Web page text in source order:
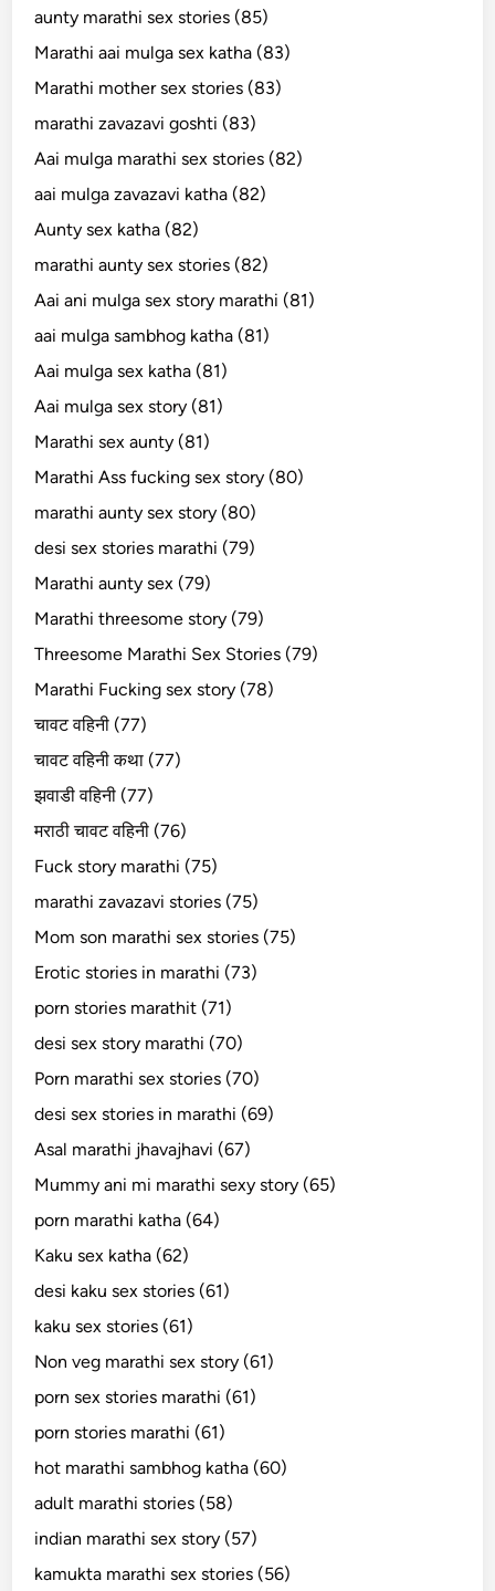
aunty marathi sex stories (85)
Marathi aai mulga sex katha (83)
Marathi mother sex stories (83)
marathi zavazavi goshti (83)
Aai mulga marathi sex stories (82)
aai mulga zavazavi katha (82)
Aunty sex katha (82)
marathi aunty sex stories (82)
Aai ani mulga sex story marathi (81)
aai mulga sambhog katha (81)
Aai mulga sex katha (81)
Aai mulga sex story (81)
Marathi sex aunty (81)
Marathi Ass fucking sex story (80)
marathi aunty sex story (80)
desi sex stories marathi (79)
Marathi aunty sex (79)
Marathi threesome story (79)
Threesome Marathi Sex Stories (79)
Marathi Fucking sex story (78)
चावट वहिनी (77)
चावट वहिनी कथा (77)
झवाडी वहिनी (77)
मराठी चावट वहिनी (76)
Fuck story marathi (75)
marathi zavazavi stories (75)
Mom son marathi sex stories (75)
Erotic stories in marathi (73)
porn stories marathit (71)
desi sex story marathi (70)
Porn marathi sex stories (70)
desi sex stories in marathi (69)
Asal marathi jhavajhavi (67)
Mummy ani mi marathi sexy story (65)
porn marathi katha (64)
Kaku sex katha (62)
desi kaku sex stories (61)
kaku sex stories (61)
Non veg marathi sex story (61)
porn sex stories marathi (61)
porn stories marathi (61)
hot marathi sambhog katha (60)
adult marathi stories (58)
indian marathi sex story (57)
kamukta marathi sex stories (56)